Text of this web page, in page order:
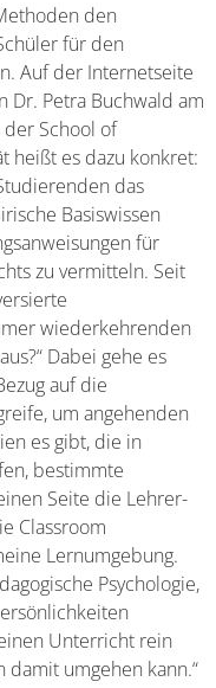
den
für den
Auf der Internetseite
Dr. Petra Buchwald am
School of
heißt es dazu konkret:
das
Basiswissen
für
zu vermitteln. Seit
wiederkehrenden
Dabei gehe es
auf die
um angehenden
es gibt, die in
bestimmte
Seite die Lehrer-
Classroom
Lernumgebung.
Psychologie,
Unterricht rein
umgehen kann.“